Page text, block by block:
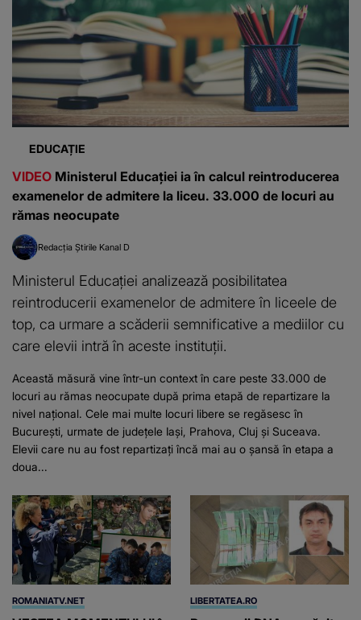
EDUCAȚIE
VIDEO Ministerul Educației ia în calcul reintroducerea
examenelor de admitere la liceu. 33.000 de locuri au
rămas neocupate
Redacția Știrile Kanal D
Ministerul Educației analizează posibilitatea
reintroducerii examenelor de admitere în liceele de
top, ca urmare a scăderii semnificative a mediilor cu
care elevii intră în aceste instituții.
Această măsură vine într-un context în care peste 33.000 de
locuri au rămas neocupate după prima etapă de repartizare la
nivel național. Cele mai multe locuri libere se regăsesc în
București, urmate de județele Iași, Prahova, Cluj și Suceava.
Elevii care nu au fost repartizați încă mai au o șansă în etapa a
doua...
ROMANIATV.NET LIBERTATEA.RO